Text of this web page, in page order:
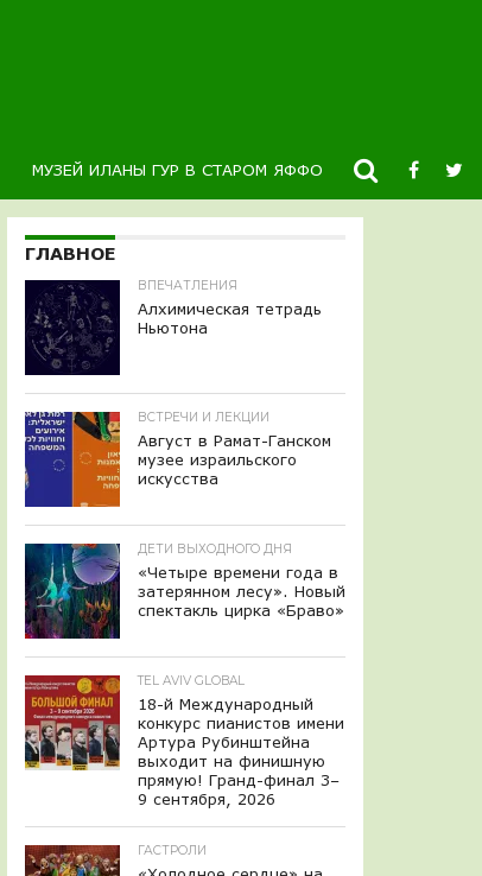
МУЗЕЙ ИЛАНЫ ГУР В СТАРОМ ЯФФО НОВОСТИ
ГЛАВНОЕ
ВПЕЧАТЛЕНИЯ
Алхимическая тетрадь
Ньютона
ВСТРЕЧИ И ЛЕКЦИИ
Август в Рамат-Ганском
музее израильского
искусства
ДЕТИ ВЫХОДНОГО ДНЯ
«Четыре времени года в
затерянном лесу». Новый
спектакль цирка «Браво»
TEL AVIV GLOBAL
18-й Международный
конкурс пианистов имени
Артура Рубинштейна
выходит на финишную
прямую! Гранд-финал 3–
9 сентября, 2026
ГАСТРОЛИ